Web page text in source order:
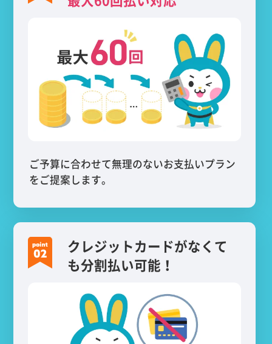
ご予算に合わせて無理のないお支払いプラン
をご提案します。
クレジットカードがなくて
も分割払い可能！